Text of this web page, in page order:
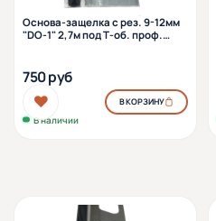
Основа-защелка с рез. 9-12мм
"DO-1" 2,7м под Т-об. проф.
В наличии
750 руб
В КОРЗИНУ